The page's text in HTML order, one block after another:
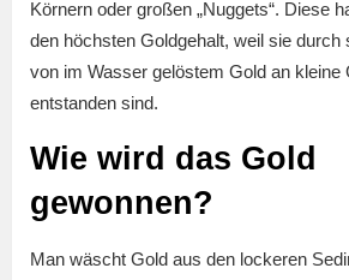
Körnern oder großen „Nuggets“. Diese
den höchsten Goldgehalt, weil sie durch
von im Wasser gelöstem Gold an kleine
entstanden sind.
Wie wird das Gold
gewonnen?
Man wäscht Gold aus den lockeren